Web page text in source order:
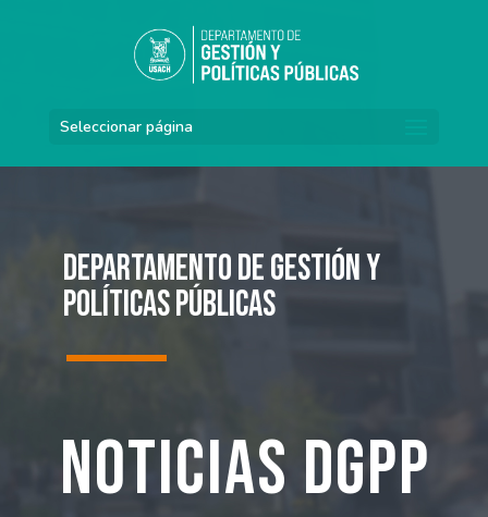
Seleccionar página
Departamento de Gestión y
Políticas Públicas
Noticias DGPP